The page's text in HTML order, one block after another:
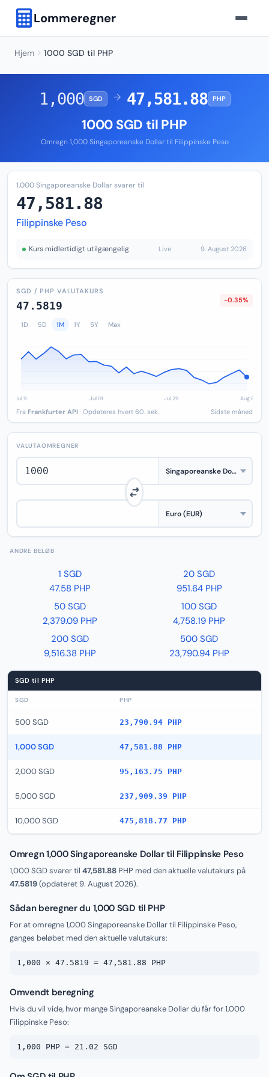
Lommeregner
Hjem 1000 SGD til PHP
1,000 SGD → 47,581.88 PHP
1000 SGD til PHP
Omregn 1,000 Singaporeanske Dollar til Filippinske Peso
1,000 Singaporeanske Dollar svarer til
47,581.88
Filippinske Peso
Kurs midlertidigt utilgængelig Live 9. August 2026
SGD / PHP VALUTAKURS
47.5819 -0.35%
1D 5D 1M 1Y 5Y Max
Fra Frankfurter API · Opdateres hvert 60. sek. Sidste måned
VALUTAOMREGNER
ANDRE BELØB
1 SGD
47.58 PHP
20 SGD
951.64 PHP
50 SGD
2,379.09 PHP
100 SGD
4,758.19 PHP
200 SGD
9,516.38 PHP
500 SGD
23,790.94 PHP
SGD til PHP
SGD PHP
500 SGD 23,790.94 PHP
1,000 SGD 47,581.88 PHP
2,000 SGD 95,163.75 PHP
5,000 SGD 237,909.39 PHP
10,000 SGD 475,818.77 PHP
Omregn 1,000 Singaporeanske Dollar til Filippinske Peso
1,000 SGD svarer til 47,581.88 PHP med den aktuelle valutakurs på
47.5819(opdateret9. August 2026).
Sådan beregner du 1,000 SGD til PHP
For at omregne 1,000 Singaporeanske Dollar til Filippinske Peso,
ganges beløbet med den aktuelle valutakurs:
1,000 × 47.5819 = 47,581.88 PHP
Omvendt beregning
Hvis du vil vide, hvor mange Singaporeanske Dollar du får for 1,000
Filippinske Peso:
1,000 PHP = 21.02 SGD